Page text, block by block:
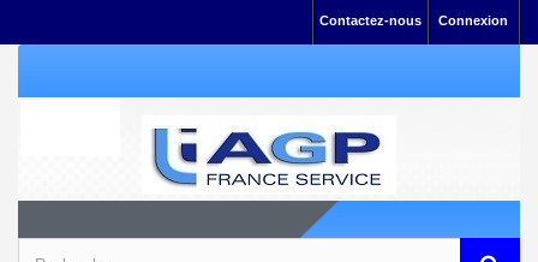
Connexion
Contactez-nous